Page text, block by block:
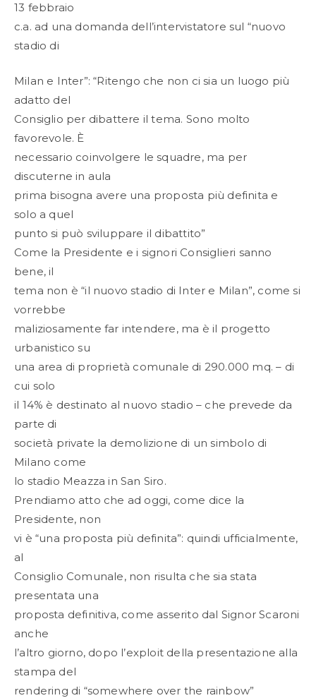
13 febbraio
c.a. ad una domanda dell’intervistatore sul “nuovo
stadio di
Milan e Inter”: “Ritengo che non ci sia un luogo più
adatto del
Consiglio per dibattere il tema. Sono molto
favorevole. È
necessario coinvolgere le squadre, ma per
discuterne in aula
prima bisogna avere una proposta più definita e
solo a quel
punto si può sviluppare il dibattito”
Come la Presidente e i signori Consiglieri sanno
bene, il
tema non è “il nuovo stadio di Inter e Milan”, come si
vorrebbe
maliziosamente far intendere, ma è il progetto
urbanistico su
una area di proprietà comunale di 290.000 mq. – di
cui solo
il 14% è destinato al nuovo stadio – che prevede da
parte di
società private la demolizione di un simbolo di
Milano come
lo stadio Meazza in San Siro.
Prendiamo atto che ad oggi, come dice la
Presidente, non
vi è “una proposta più definita”: quindi ufficialmente,
al
Consiglio Comunale, non risulta che sia stata
presentata una
proposta definitiva, come asserito dal Signor Scaroni
anche
l’altro giorno, dopo l’exploit della presentazione alla
stampa del
rendering di “somewhere over the rainbow”